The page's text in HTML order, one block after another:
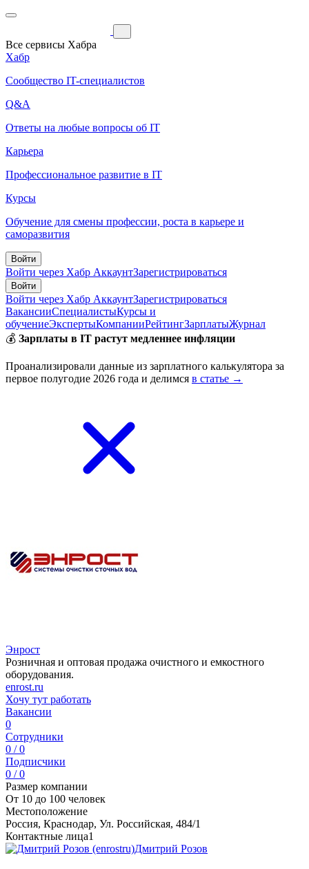
Все сервисы Хабра
Хабр
Сообщество IT-специалистов
Q&A
Ответы на любые вопросы об IT
Карьера
Профессиональное развитие в IT
Курсы
Обучение для смены профессии, роста в карьере и
саморазвития
Войти
Войти через Хабр АккаунтЗарегистрироваться
Войти
Войти через Хабр АккаунтЗарегистрироваться
ВакансииСпециалистыКурсы и
обучениеЭкспертыКомпанииРейтингЗарплатыЖурнал
💰 Зарплаты в IT растут медленнее инфляции
Проанализировали данные из зарплатного калькулятора за
первое полугодие 2026 года и делимся в статье →
Энрост
Розничная и оптовая продажа очистного и емкостного
оборудования.
enrost.ru
Хочу тут работать
Вакансии
0
Сотрудники
0 / 0
Подписчики
0 / 0
Размер компании
От 10 до 100 человек
Местоположение
Россия, Краснодар, Ул. Российская, 484/1
Контактные лица1
Дмитрий Розов